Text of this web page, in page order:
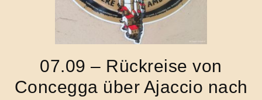
07.09 – Rückreise von
Concegga über Ajaccio nach